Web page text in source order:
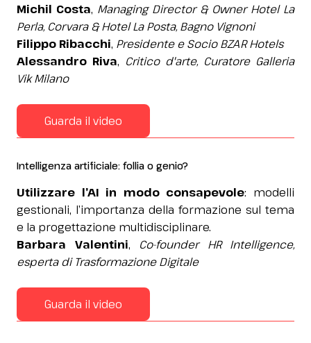
Michil Costa, Managing Director & Owner Hotel La
Perla, Corvara & Hotel La Posta, Bagno Vignoni
Filippo Ribacchi, Presidente e Socio BZAR Hotels
Alessandro Riva, Critico d'arte, Curatore Galleria
Vik Milano
Guarda il video
Intelligenza artificiale: follia o genio?
Utilizzare l’AI in modo consapevole: modelli
gestionali, l’importanza della formazione sul tema
e la progettazione multidisciplinare.
Barbara Valentini,
Co-founder HR Intelligence,
esperta di Trasformazione Digitale
Guarda il video